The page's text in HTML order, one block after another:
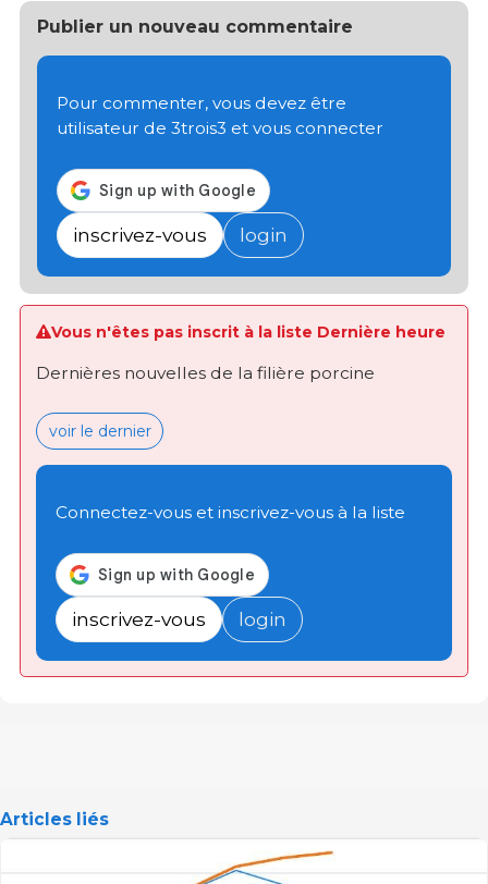
Publier un nouveau commentaire
Pour commenter, vous devez être
utilisateur de 3trois3 et vous connecter
inscrivez-vous login
Vous n'êtes pas inscrit à la liste Dernière heure
Dernières nouvelles de la filière porcine
voir le dernier
Connectez-vous et inscrivez-vous à la liste
inscrivez-vous login
Articles liés